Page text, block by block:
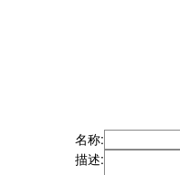
名称:
描述: